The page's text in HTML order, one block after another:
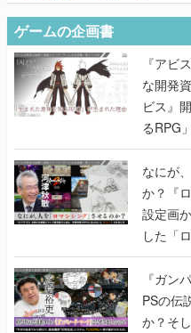
ゲームの企画書
『アビ
な開発
ビス』
るRPG
書】
なにが
か？『
設定画
した「
書】
『ガン
PSの伝
か？そ